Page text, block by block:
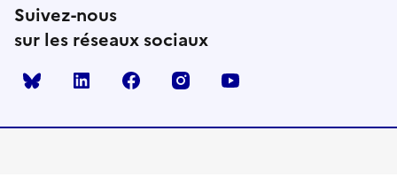
Suivez-nous
sur les réseaux sociaux
Bluesky linkedin facebook instagram